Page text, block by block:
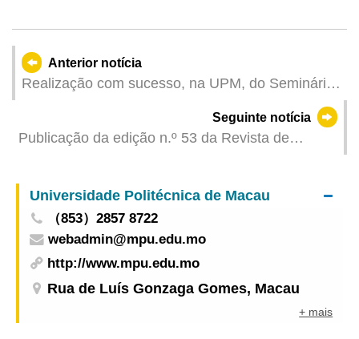
Anterior notícia
Realização com sucesso, na UPM, do Seminário
sobre o Desenvolvimento Sustentável Alimentar
na Grande Baía Guangdong-Hong Kong-Macau
Seguinte notícia
Publicação da edição n.º 53 da Revista de
Universidade Politécnica de Macau
（853）2857 8722
webadmin@mpu.edu.mo
http://www.mpu.edu.mo
Rua de Luís Gonzaga Gomes, Macau
+ mais